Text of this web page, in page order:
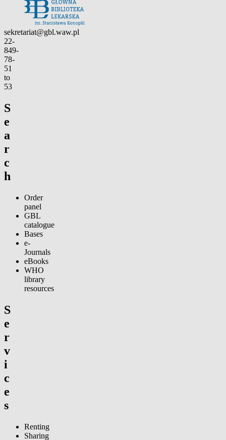
Contact
sekretariat@gbl.waw.pl
22-
849-
78-
51
to
53
S
e
a
r
c
h
Order
panel
GBL
catalogue
Bases
e-
Journals
eBooks
WHO
library
resources
S
e
r
v
i
c
e
s
Renting
Sharing